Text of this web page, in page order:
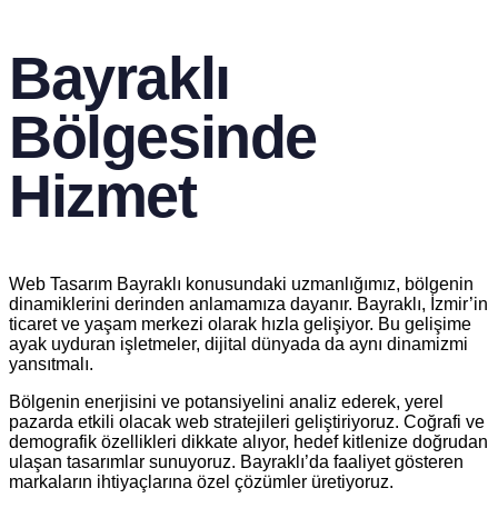
Bayraklı
Bölgesinde
Hizmet
Web Tasarım Bayraklı konusundaki uzmanlığımız, bölgenin
dinamiklerini derinden anlamamıza dayanır. Bayraklı, İzmir’in
ticaret ve yaşam merkezi olarak hızla gelişiyor. Bu gelişime
ayak uyduran işletmeler, dijital dünyada da aynı dinamizmi
yansıtmalı.
Bölgenin enerjisini ve potansiyelini analiz ederek, yerel
pazarda etkili olacak web stratejileri geliştiriyoruz. Coğrafi ve
demografik özellikleri dikkate alıyor, hedef kitlenize doğrudan
ulaşan tasarımlar sunuyoruz. Bayraklı’da faaliyet gösteren
markaların ihtiyaçlarına özel çözümler üretiyoruz.